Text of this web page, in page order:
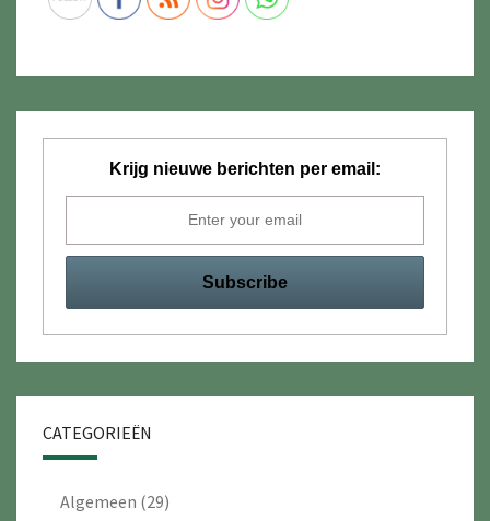
Krijg nieuwe berichten per email:
CATEGORIEËN
Algemeen (29)